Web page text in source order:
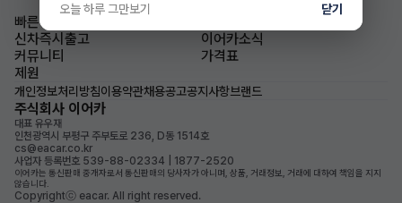
빠른승계
신차즉시출고
이어카소식
커뮤니티
가격표
제원
개인정보처리방침이용약관채용공고공지사항브랜드
주식회사 이어카
대표 유우재
인천광역시 부평구 주부토로 236, D동 1514호
cs@eacar.co.kr
사업자 등록번호 539-88-02334 | 1877-2520
이어카는 통신판매 중개자로서 통신판매의 당사자가 아니며, 상품, 거래정보, 거래에 대하여 책임을 지지
않습니다.
Copyrightⓒ eacar. All right reserved.
오늘 하루 그만보기 닫기